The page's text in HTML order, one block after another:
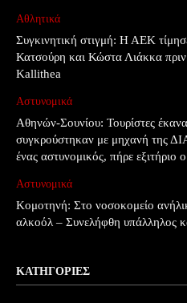
Αθλητικά
Συγκινητική στιγμή: Η ΑΕΚ
Κατσούρη και Κώστα Λιάκκα
Kallithea
Αστυνομικά
Αθηνών-Σουνίου: Τουρίστες
συγκρούστηκαν με μηχανή της
ένας αστυνομικός, πήρε εξιτήριο
Αστυνομικά
Κομοτηνή: Στο νοσοκομείο
αλκοόλ – Συνελήφθη υπάλληλος
ΚΑΤΗΓΟΡΊΕΣ